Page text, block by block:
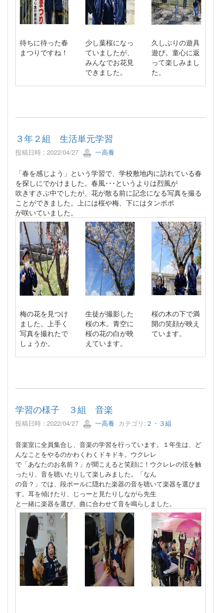
待ちに待った春
まつりですね！
少し葉桜になっ
ていましたが、
みんなでお花見
できました。
久しぶりの遊具
遊び。童心に返
って楽しみまし
た。
３年２組 生活単元学習
投稿日時 : 2022/04/27 一高養
「春を感じよう」という学習で、学校敷地内に訪れている春
を探しにでかけました。春風･･･というよりは烈風が
吹きすさぶ中でしたが、花が散る前に記念になる写真を撮る
ことができました。上には桜や梅、下にはタンポポ
が咲いていました。
梅の花を見つけ
ました。上手く
写真を撮れたで
しょうか。
生徒が撮影した
桜の木。青空に
桜の花の白が映
えています。
桜の木の下で満
開の笑顔が映え
ています。
学習の様子 ３組 音楽
投稿日時 : 2022/04/27 一高養 カテゴリ: ２・３組
音楽室に全員集合し、音楽の学習を行っています。１年生は、ど
んなことをやるのかわくわくドキドキ。ウクレレ
で「あなたのお名前？」が聞こえると笑顔に！ウクレレの弦を触
ったり、音を聴いたりして楽しみました。「なん
の音？」では、段ボールに隠れた楽器の音を聴いて楽器を選びま
す。耳を傾けたり、じっーと見たりしながら先生
と一緒に楽器を選び、曲に合わせて音を鳴らしました。